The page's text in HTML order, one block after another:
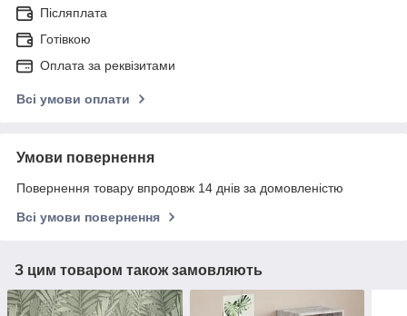
Післяплата
Готівкою
Оплата за реквізитами
Всі умови оплати
Умови повернення
Повернення товару впродовж 14 днів за домовленістю
Всі умови повернення
З цим товаром також замовляють